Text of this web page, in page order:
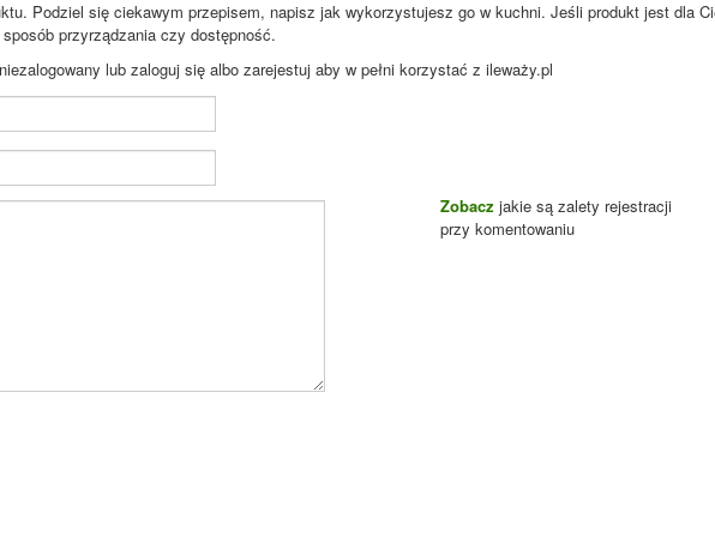
Podziel się ciekawym przepisem, napisz jak wykorzystujesz go w kuchni. Jeśli produkt jest dla
przyrządzania czy dostępność.
lub zaloguj się albo zarejestuj aby w pełni korzystać z ileważy.pl
Zobacz jakie są zalety rejestracji
przy komentowaniu